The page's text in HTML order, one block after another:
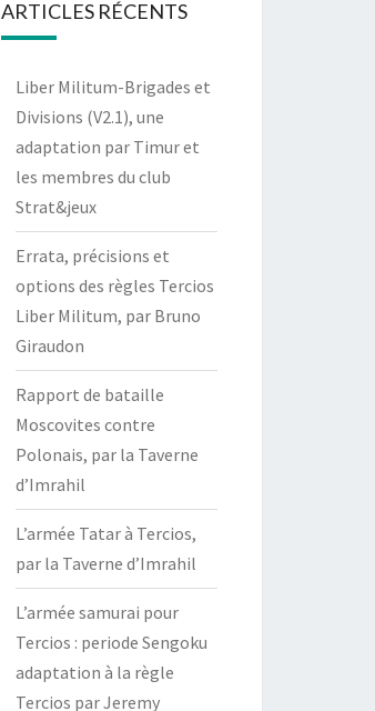
ARTICLES RÉCENTS
Liber Militum-Brigades et
Divisions (V2.1), une
adaptation par Timur et
les membres du club
Strat&jeux
Errata, précisions et
options des règles Tercios
Liber Militum, par Bruno
Giraudon
Rapport de bataille
Moscovites contre
Polonais, par la Taverne
d’Imrahil
L’armée Tatar à Tercios,
par la Taverne d’Imrahil
L’armée samurai pour
Tercios : periode Sengoku
adaptation à la règle
Tercios par Jeremy